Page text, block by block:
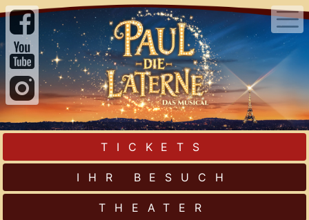
TICKETS
IHR BESUCH
THEATER